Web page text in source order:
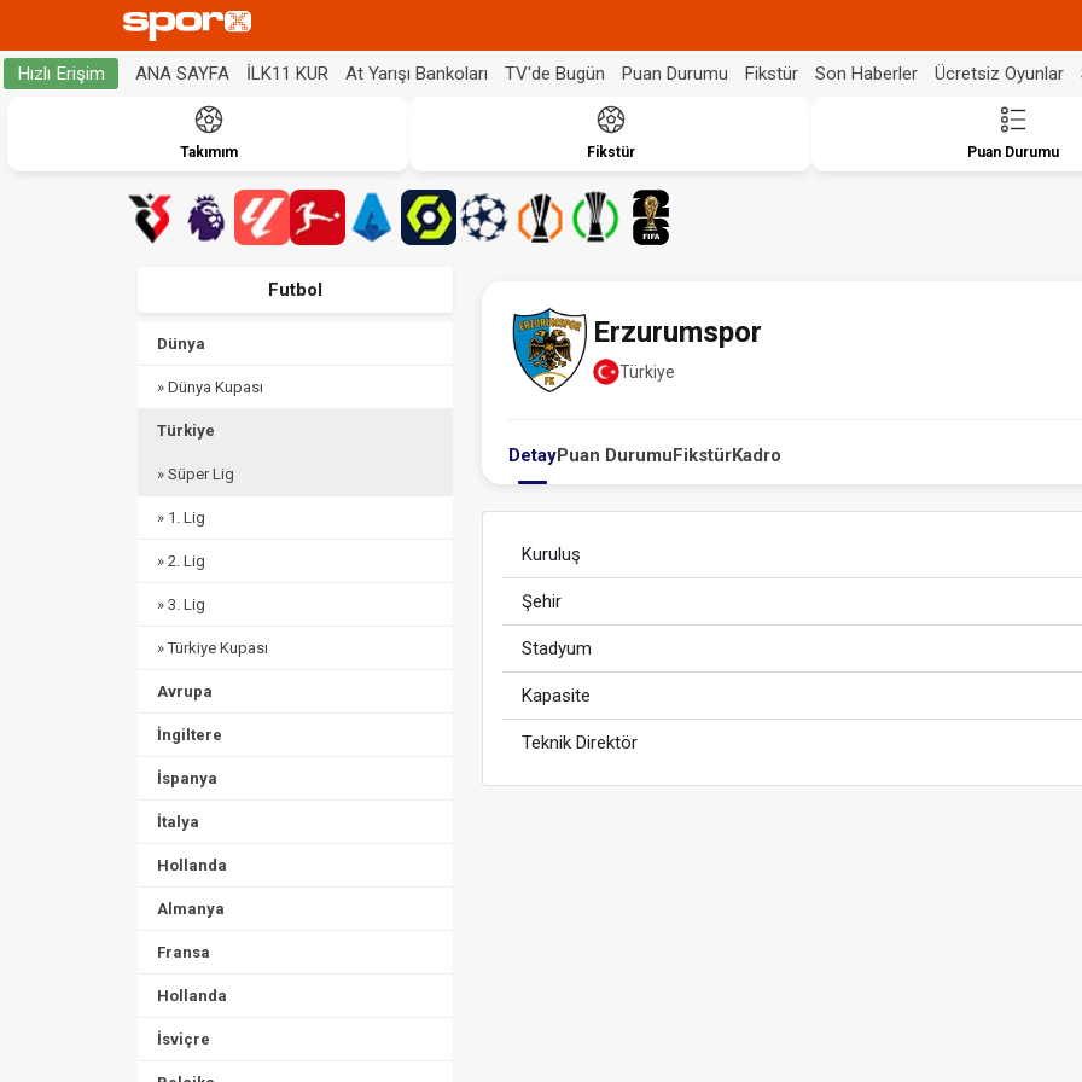
Hızlı Erişim ANA SAYFA İLK11 KUR At Yarışı Bankoları TV'de Bugün Puan Durumu Fikstür Son Haberler Ücretsiz Oyunlar
Takımım Fikstür Puan Durumu
Futbol
Dünya
» Dünya Kupası
Türkiye
» Süper Lig
» 1. Lig
» 2. Lig
» 3. Lig
» Türkiye Kupası
Avrupa
İngiltere
İspanya
İtalya
Hollanda
Almanya
Fransa
Hollanda
İsviçre
Erzurumspor
Türkiye
DetayPuan DurumuFikstürKadro
Kuruluş
Şehir
Stadyum
Kapasite
Teknik Direktör